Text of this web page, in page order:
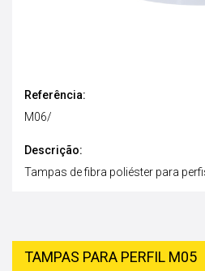
Referência:
M06/
Descrição:
Tampas de fibra poliéster para
TAMPAS PARA PERFIL M05